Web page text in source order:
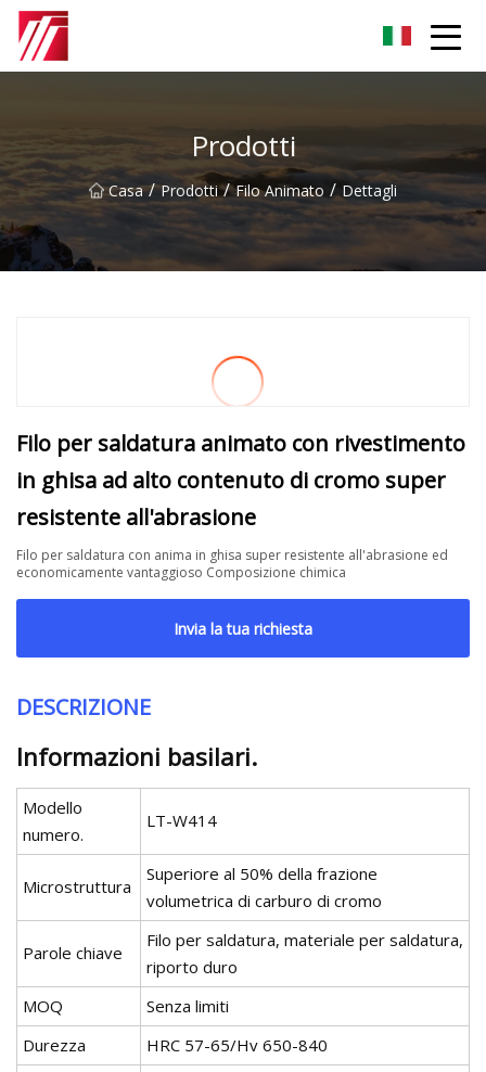
Prodotti
Casa / Prodotti / Filo Animato / Dettagli
Filo per saldatura animato con rivestimento
in ghisa ad alto contenuto di cromo super
resistente all'abrasione
Filo per saldatura con anima in ghisa super resistente all'abrasione ed
economicamente vantaggioso Composizione chimica
Invia la tua richiesta
DESCRIZIONE
Informazioni basilari.
Modello
numero.
LT-W414
Microstruttura
Superiore al 50% della frazione
volumetrica di carburo di cromo
Parole chiave
Filo per saldatura, materiale per saldatura,
riporto duro
MOQ
Senza limiti
Durezza
HRC 57-65/Hv 650-840